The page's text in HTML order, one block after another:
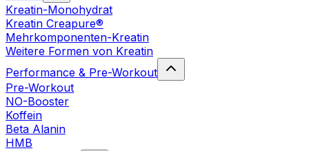
Kreatin-Monohydrat
Kreatin Creapure®
Mehrkomponenten-Kreatin
Weitere Formen von Kreatin
Performance & Pre-Workout
Pre-Workout
NO-Booster
Koffein
Beta Alanin
HMB